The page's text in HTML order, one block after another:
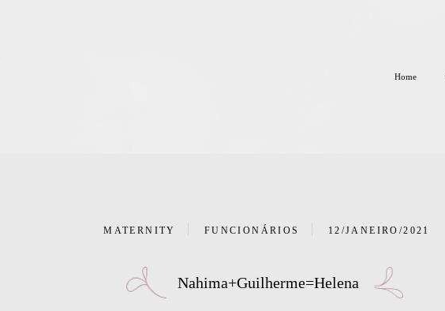
Home
MATERNITY FUNCIONÁRIOS 12/JANEIRO/2021
Nahima+Guilherme=Helena